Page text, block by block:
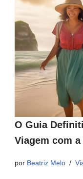
O Guia
Viagem com
por Beatriz Melo